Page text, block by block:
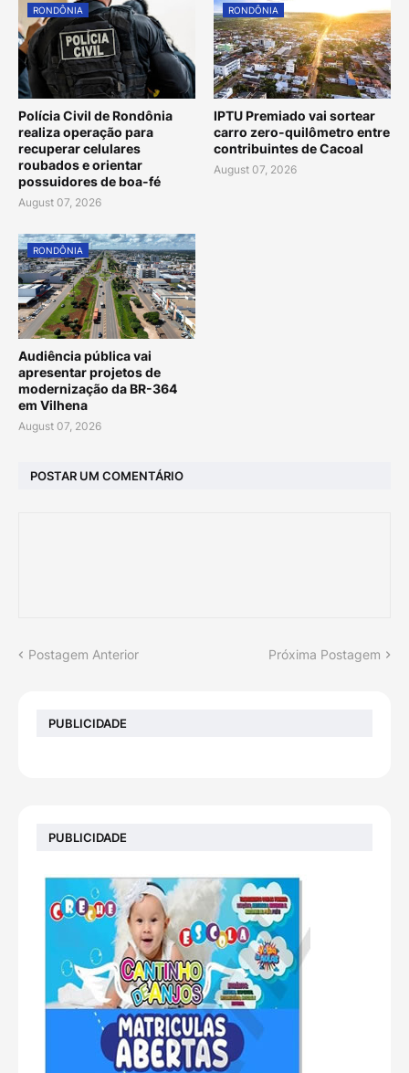
RONDÔNIA
Polícia Civil de Rondônia
realiza operação para
recuperar celulares
roubados e orientar
possuidores de boa-fé
August 07, 2026
RONDÔNIA
IPTU Premiado vai sortear
carro zero-quilômetro entre
contribuintes de Cacoal
August 07, 2026
RONDÔNIA
Audiência pública vai
apresentar projetos de
modernização da BR-364
em Vilhena
August 07, 2026
POSTAR UM COMENTÁRIO
Postagem Anterior Próxima Postagem
PUBLICIDADE
PUBLICIDADE